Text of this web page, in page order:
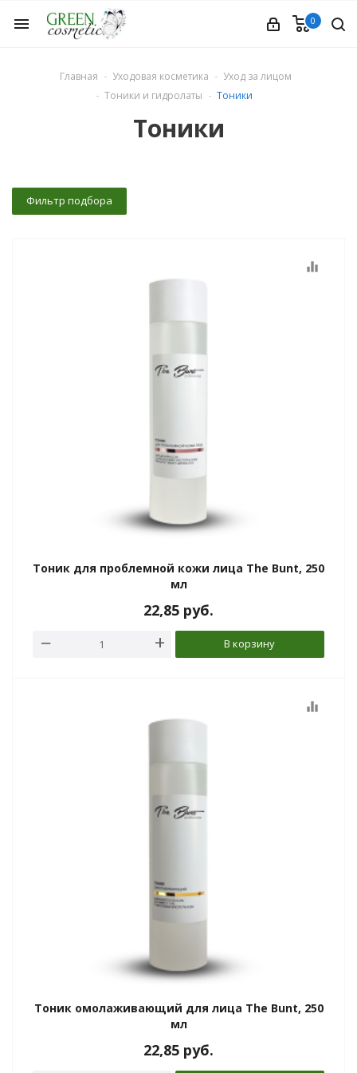
menu
Greencosmetic.by
0
Главная Уходовая косметика
Уход за лицом
Тоники и гидролаты
Тоники
Тоники
Фильтр подбора
equalizer
Тоник для проблемной кожи лица The Bunt, 250
мл
22,85 руб.
В корзину
equalizer
Тоник омолаживающий для лица The Bunt, 250
мл
22,85 руб.